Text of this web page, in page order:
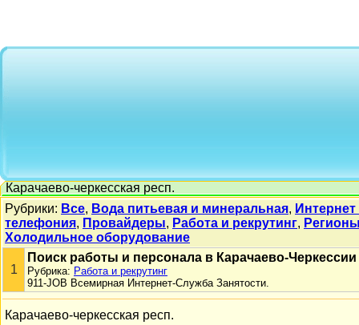
Карачаево-черкесская респ.
Рубрики: Все, Вода питьевая и минеральная,
телефония, Провайдеры, Работа и рекрутинг,
Холодильное оборудование
1
Поиск работы и персонала в Карачаево-Черкессии
Рубрика: Работа и рекрутинг
911-JOB Всемирная Интернет-Служба Занятости.
Карачаево-черкесская респ.